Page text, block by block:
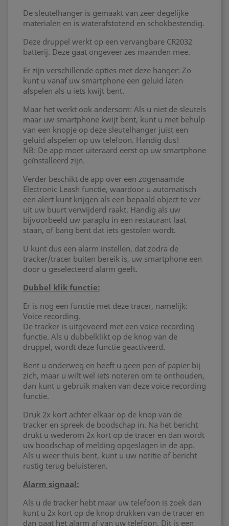
De sleutelhanger is gemaakt van zeer degelijke
materialen en is waterafstotend en schokbestendig.
Deze druppel werkt op een vervangbare CR2032
batterij. Deze gaat ongeveer zes maanden mee.
Er zijn verschillende opties met deze hanger: Zo
kunt u vanaf uw smartphone een geluid laten
afspelen als u iets kwijt bent.
Maar het werkt ook andersom: Als u niet de sleutels
maar uw smartphone kwijt bent, kunt u met behulp
van een knopje op deze sleutelhanger juist een
geluid afspelen op uw telefoon. Handig dus!
NB: De app moet uiteraard eerst op uw smartphone
geïnstalleerd zijn.
Verder beschikt de app over een zogenaamde
Electronic Leash functie, waardoor u automatisch
een alert kunt krijgen als een bepaald object te ver
uit uw buurt verwijderd raakt. Handig als uw
bijvoorbeeld uw paraplu in een restaurant laat
staan, of bang bent dat iets gestolen wordt.
U kunt dus een alarm instellen, dat zodra de
tracker/tracer buiten bereik is, uw smartphone een
door u geselecteerd alarm geeft.
Dubbel klik functie:
Er is nog een functie met deze tracer, namelijk:
Voice recording.
De tracker is uitgevoerd met een voice recording
functie. Als u dubbelklikt op de knop van de
druppel, wordt deze functie geactiveerd.
Bent u onderweg en heeft u geen pen of papier bij
zich, maar u wilt wel iets noteren om te onthouden,
dan kunt u gebruik maken van deze voice recording
functie.
Druk 2x kort achter elkaar op de knop van de
tracker en spreek de boodschap in. Na het bericht
drukt u wederom 2x kort op de tracer en dan wordt
uw boodschap of melding opgeslagen in de app.
Als u weer thuis bent, kunt u uw notitie of bericht
rustig terug beluisteren.
Alarm signaal:
Als u de tracker hebt maar uw telefoon is zoek dan
kunt u 2x kort op de knop drukken van de tracer en
dan gaat het alarm af van uw telefoon. Dit is een